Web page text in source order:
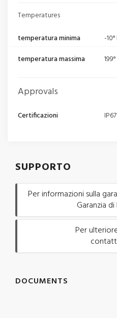
Temperatures
temperatura minima
-
temperatura massima
Approvals
Certificazioni IP67
SUPPORTO
Per informazioni sulla
Garanzia
Per
DOCUMENTS